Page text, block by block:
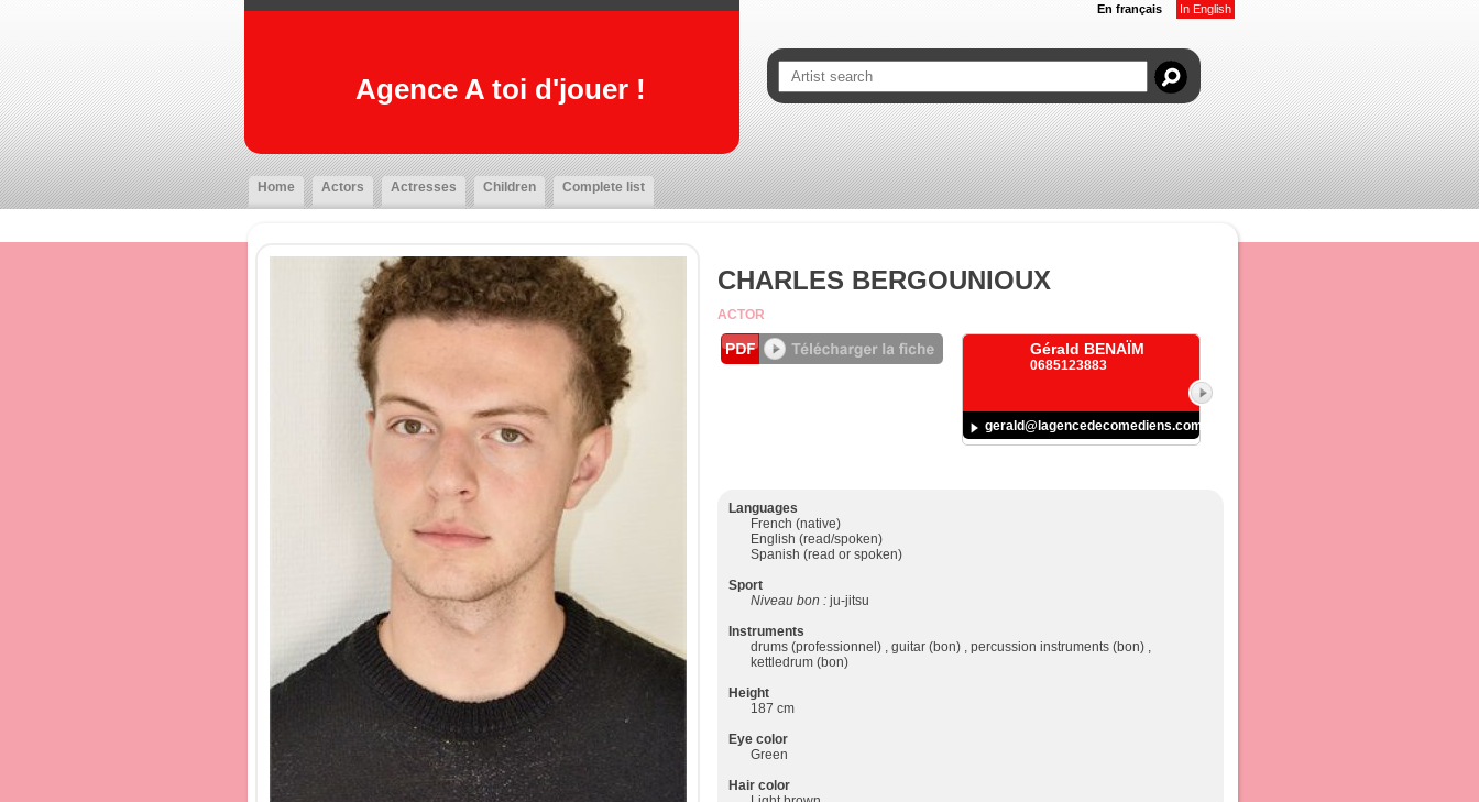
Agence A toi d'jouer !
En français In English
Home Actors Actresses Children Complete list
CHARLES BERGOUNIOUX
ACTOR
Gérald BENAÏM
0685123883
gerald@lagencedecomediens.com
Languages
French (native)
English (read/spoken)
Spanish (read or spoken)
Sport
Niveau bon : ju-jitsu
Instruments
drums (professionnel) , guitar (bon) , percussion instruments (bon) ,
kettledrum (bon)
Height
187 cm
Eye color
Green
Hair color